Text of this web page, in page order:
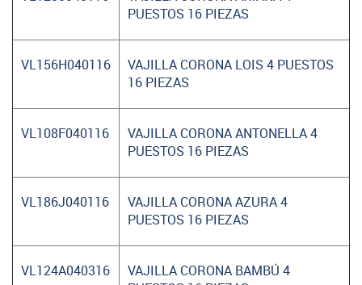
PUESTOS 16 PIEZAS
VL156H040116
VAJILLA CORONA LOIS 4 PUESTOS
16 PIEZAS
VL108F040116
VAJILLA CORONA ANTONELLA 4
PUESTOS 16 PIEZAS
VL186J040116
VAJILLA CORONA AZURA 4
PUESTOS 16 PIEZAS
VL124A040316
VAJILLA CORONA BAMBÚ 4